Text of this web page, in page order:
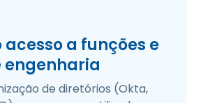
acesso a funções e
engenharia
de diretórios (Okta,